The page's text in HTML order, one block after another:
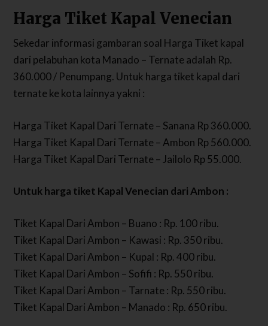
Harga Tiket Kapal Venecian
Sekedar informasi gambaran soal Harga Tiket kapal
dari pelabuhan kota Manado – Ternate adalah Rp.
360.000 / Penumpang. Untuk harga tiket kapal dari
ternate ke kota lainnya yakni :
Harga Tiket Kapal Dari Ternate – Sanana Rp 360.000.
Harga Tiket Kapal Dari Ternate – Ambon Rp 560.000.
Harga Tiket Kapal Dari Ternate – Jailolo Rp 55.000.
Untuk harga tiket Kapal Venecian dari Ambon :
Tiket Kapal Dari Ambon – Buano : Rp. 100 ribu.
Tiket Kapal Dari Ambon – Kawasi : Rp. 350 ribu.
Tiket Kapal Dari Ambon – Kupal : Rp. 400 ribu.
Tiket Kapal Dari Ambon – Sofifi : Rp. 550 ribu.
Tiket Kapal Dari Ambon – Tarnate : Rp. 550 ribu.
Tiket Kapal Dari Ambon – Manado : Rp. 650 ribu.